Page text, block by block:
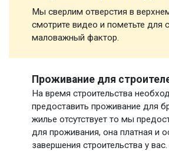
Мы сверлим отверстия в
смотрите видео и пометьте для
маловажный фактор.
Проживание для
На время строительства
предоставить проживание для
жилье отсутствует то мы
для проживания, она платная и
завершения строительства у вас.